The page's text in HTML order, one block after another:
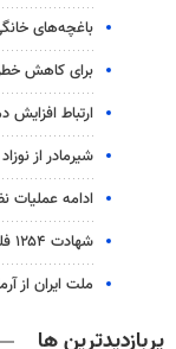
باغچه‌های
برای کاهش
ارتباط
شیرمادر از
ادامه عملیات
شهادت ۱۲۵۴ فلسطینی در غزه از آغاز آتش‌بس تاکنون
ملت ایران از
پربازدیدترین ها